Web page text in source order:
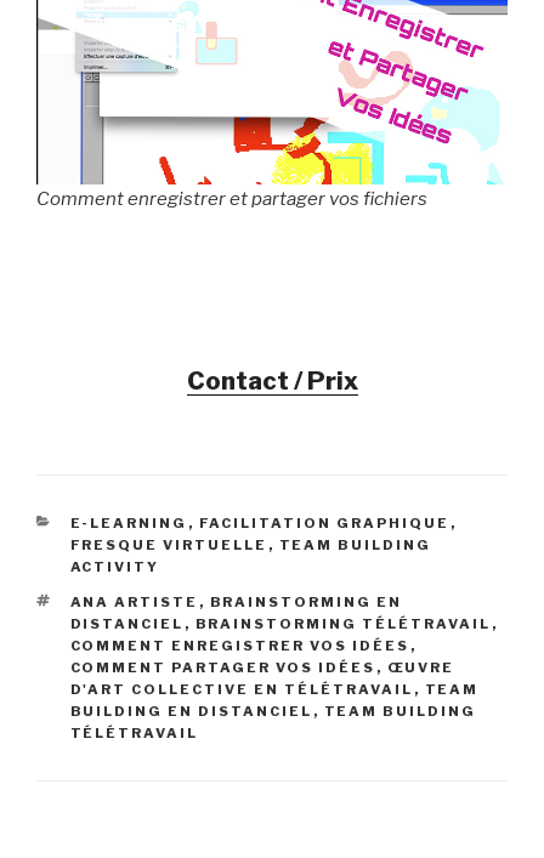
Comment enregistrer et partager vos fichiers
Contact / Prix
CATEGORIES
E-LEARNING , FACILITATION GRAPHIQUE ,
FRESQUE VIRTUELLE , TEAM BUILDING
ACTIVITY
TAGS
ANA ARTISTE , BRAINSTORMING EN
DISTANCIEL , BRAINSTORMING TÉLÉTRAVAIL ,
COMMENT ENREGISTRER VOS IDÉES ,
COMMENT PARTAGER VOS IDÉES , ŒUVRE
D'ART COLLECTIVE EN TÉLÉTRAVAIL , TEAM
BUILDING EN DISTANCIEL , TEAM BUILDING
TÉLÉTRAVAIL